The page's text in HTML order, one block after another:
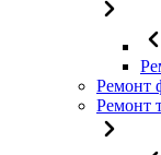
Ремонт
Ремонт